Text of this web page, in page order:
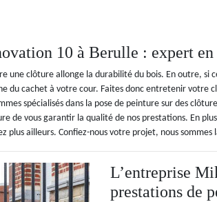
10 à Berulle : expert
une clôture allonge la durabilité du bois. En outre,
du cachet à votre cour. Faites donc entretenir votre
spécialisés dans la pose de peinture sur des
de vous garantir la qualité de nos prestations. En
plus ailleurs. Confiez-nous votre projet, nous sommes
L’entreprise
prestations de